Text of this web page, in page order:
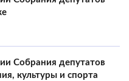
Собрания депутатов
культуры и спорта